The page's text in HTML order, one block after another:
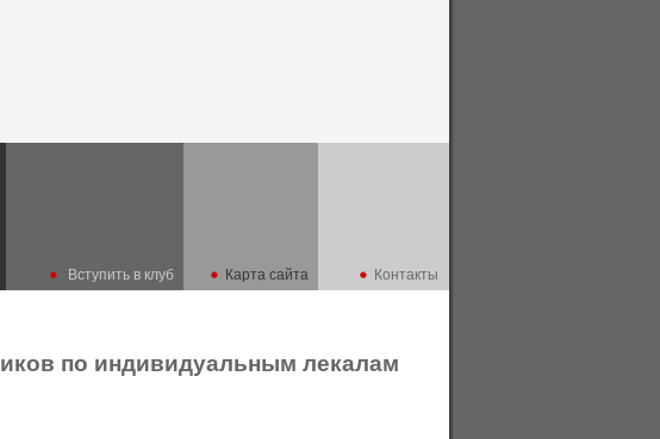
Вступить в клуб Карта сайта
Контакты
по индивидуальным лекалам